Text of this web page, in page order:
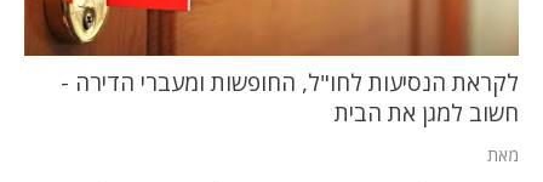
לקראת הנסיעות לחו"ל, החופשות ומעברי הדירה -
חשוב למגן את הבית
מאת